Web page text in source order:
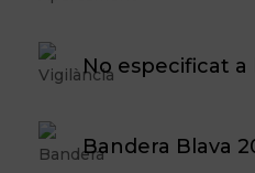
No especificat a
Bandera Blava